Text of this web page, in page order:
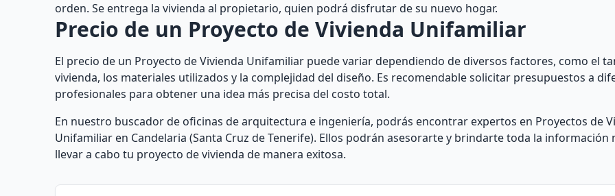
orden. Se entrega la vivienda al propietario, quien podrá disfrutar de su nuevo hogar.
Precio de un Proyecto de Vivienda Unifamiliar
El precio de un Proyecto de Vivienda Unifamiliar puede variar dependiendo de diversos factores, como el
vivienda, los materiales utilizados y la complejidad del diseño. Es recomendable solicitar presupuestos a
profesionales para obtener una idea más precisa del costo total.
En nuestro buscador de oficinas de arquitectura e ingeniería, podrás encontrar expertos en Proyectos de
Unifamiliar en Candelaria (Santa Cruz de Tenerife). Ellos podrán asesorarte y brindarte toda la información
llevar a cabo tu proyecto de vivienda de manera exitosa.